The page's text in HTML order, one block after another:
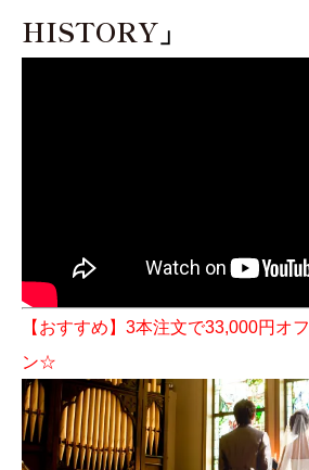
HISTORY 」
【おすすめ】3本注文で33,000円オ
ン☆